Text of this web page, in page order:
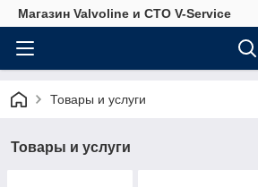
Магазин Valvoline и СТО V-Service
Товары и услуги
Товары и услуги